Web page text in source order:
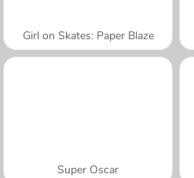
Girl on Skates: Paper Blaze
Super Oscar